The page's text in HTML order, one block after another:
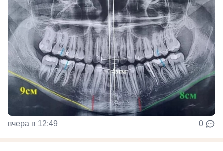
вчера в 12:49 0